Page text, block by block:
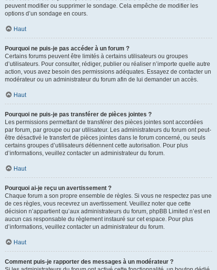
peuvent modifier ou supprimer le sondage. Cela empêche de modifier les
options d’un sondage en cours.
Haut
Pourquoi ne puis-je pas accéder à un forum ?
Certains forums peuvent être limités à certains utilisateurs ou groupes
d’utilisateurs. Pour consulter, rédiger, publier ou réaliser n’importe quelle autre
action, vous avez besoin des permissions adéquates. Essayez de contacter un
modérateur ou un administrateur du forum afin de lui demander un accès.
Haut
Pourquoi ne puis-je pas transférer de pièces jointes ?
Les permissions permettant de transférer des pièces jointes sont accordées
par forum, par groupe ou par utilisateur. Les administrateurs du forum ont peut-
être désactivé le transfert de pièces jointes dans le forum concerné, ou seuls
certains groupes d’utilisateurs détiennent cette autorisation. Pour plus
d’informations, veuillez contacter un administrateur du forum.
Haut
Pourquoi ai-je reçu un avertissement ?
Chaque forum a son propre ensemble de règles. Si vous ne respectez pas une
de ces règles, vous recevrez un avertissement. Veuillez noter que cette
décision n’appartient qu’aux administrateurs du forum, phpBB Limited n’est en
aucun cas responsable du règlement instauré sur cet espace. Pour plus
d’informations, veuillez contacter un administrateur du forum.
Haut
Comment puis-je rapporter des messages à un modérateur ?